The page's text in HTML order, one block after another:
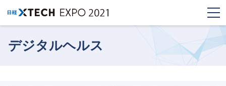
デジタルヘルス